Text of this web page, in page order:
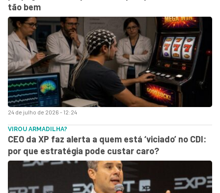
24 de julho de 2026 - 12:24
tão bem
VIROU ARMADILHA?
CEO da XP faz alerta a quem está ‘viciado’ no CDI:
por que estratégia pode custar caro?